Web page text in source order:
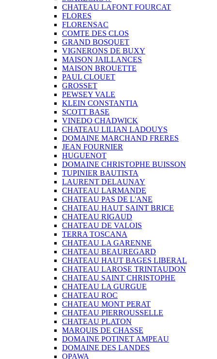
CHATEAU LAFONT FOURCAT
FLORES
FLORENSAC
COMTE DES CLOS
GRAND BOSQUET
VIGNERONS DE BUXY
MAISON JAILLANCES
MAISON BROUETTE
PAUL CLOUET
GROSSET
PEWSEY VALE
KLEIN CONSTANTIA
SCOTT BASE
VINEDO CHADWICK
CHATEAU LILIAN LADOUYS
DOMAINE MARCHAND FRERES
JEAN FOURNIER
HUGUENOT
DOMAINE CHRISTOPHE BUISSON
TUPINIER BAUTISTA
LAURENT DELAUNAY
CHATEAU LARMANDE
CHATEAU PAS DE L'ANE
CHATEAU HAUT SAINT BRICE
CHATEAU RIGAUD
CHATEAU DE VALOIS
TERRA TOSCANA
CHATEAU LA GARENNE
CHATEAU BEAUREGARD
CHATEAU HAUT BAGES LIBERAL
CHATEAU LAROSE TRINTAUDON
CHATEAU SAINT CHRISTOPHE
CHATEAU LA GURGUE
CHATEAU ROC
CHATEAU MONT PERAT
CHATEAU PIERROUSSELLE
CHATEAU PLATON
MARQUIS DE CHASSE
DOMAINE POTINET AMPEAU
DOMAINE DES LANDES
OPAWA